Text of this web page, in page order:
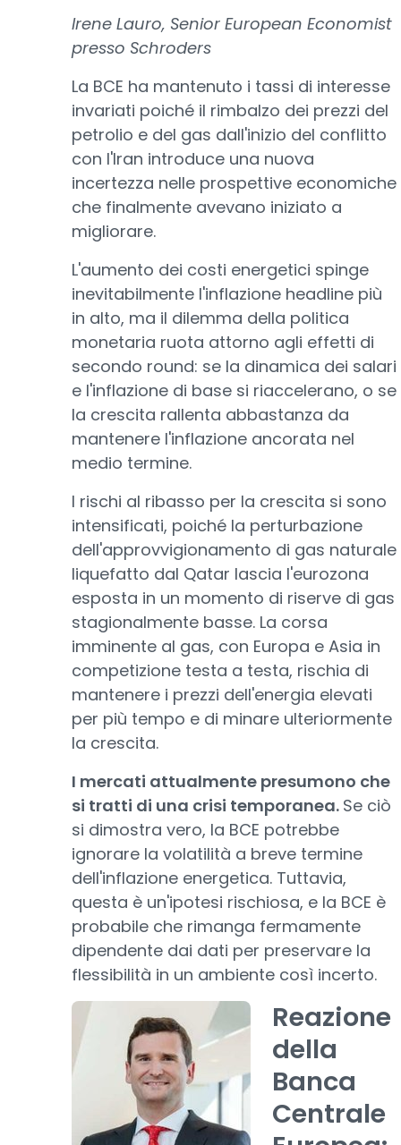
Irene Lauro, Senior European Economist
presso Schroders
La BCE ha mantenuto i tassi di interesse
invariati poiché il rimbalzo dei prezzi del
petrolio e del gas dall'inizio del conflitto
con l'Iran introduce una nuova
incertezza nelle prospettive economiche
che finalmente avevano iniziato a
migliorare.
L'aumento dei costi energetici spinge
inevitabilmente l'inflazione headline più
in alto, ma il dilemma della politica
monetaria ruota attorno agli effetti di
secondo round: se la dinamica dei salari
e l'inflazione di base si riaccelerano, o se
la crescita rallenta abbastanza da
mantenere l'inflazione ancorata nel
medio termine.
I rischi al ribasso per la crescita si sono
intensificati, poiché la perturbazione
dell'approvvigionamento di gas naturale
liquefatto dal Qatar lascia l'eurozona
esposta in un momento di riserve di gas
stagionalmente basse. La corsa
imminente al gas, con Europa e Asia in
competizione testa a testa, rischia di
mantenere i prezzi dell'energia elevati
per più tempo e di minare ulteriormente
la crescita.
I mercati attualmente presumono che
si tratti di una crisi temporanea. Se ciò
si dimostra vero, la BCE potrebbe
ignorare la volatilità a breve termine
dell'inflazione energetica. Tuttavia,
questa è un'ipotesi rischiosa, e la BCE è
probabile che rimanga fermamente
dipendente dai dati per preservare la
flessibilità in un ambiente così incerto.
Reazione
della
Banca
Centrale